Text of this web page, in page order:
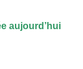
aujourd’hui